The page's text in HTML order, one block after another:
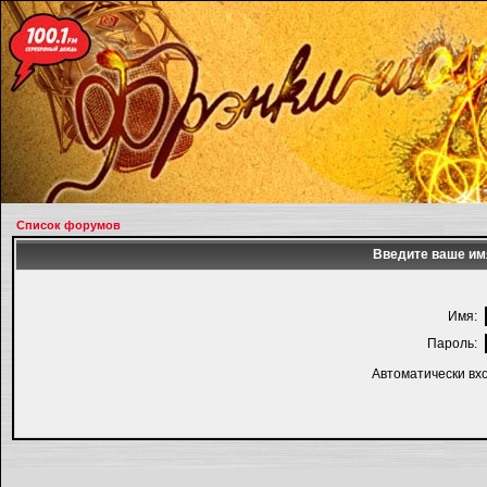
Список форумов
Введите ваше
Имя:
Пароль:
Автоматически